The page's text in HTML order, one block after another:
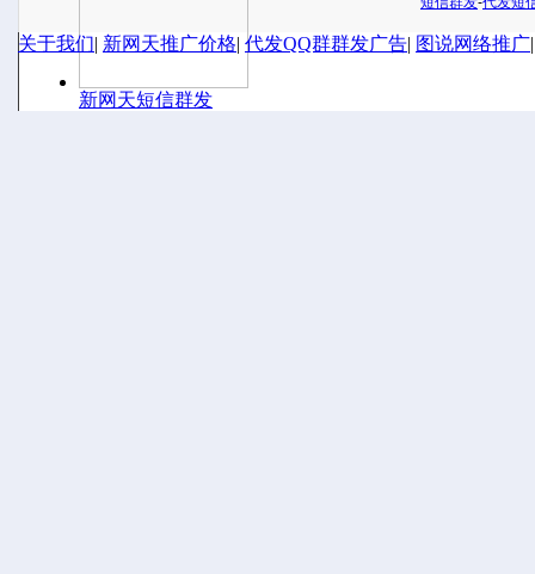
新网天短信群发
关于我们| 新网天推广价格| 代发QQ群群发广告| 图说网络推广